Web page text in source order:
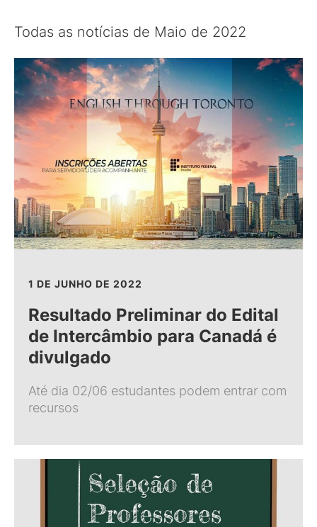
Todas as notícias de Maio de 2022
1 DE JUNHO DE 2022
Resultado Preliminar do Edital
de Intercâmbio para Canadá é
divulgado
Até dia 02/06 estudantes podem entrar com
recursos